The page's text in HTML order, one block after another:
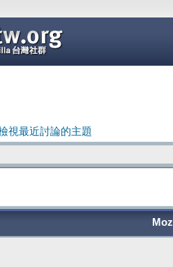
視最近討論的主題